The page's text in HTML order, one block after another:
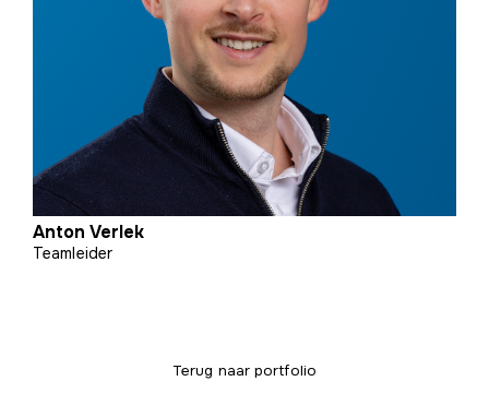
Anton Verlek
Teamleider
Terug naar portfolio